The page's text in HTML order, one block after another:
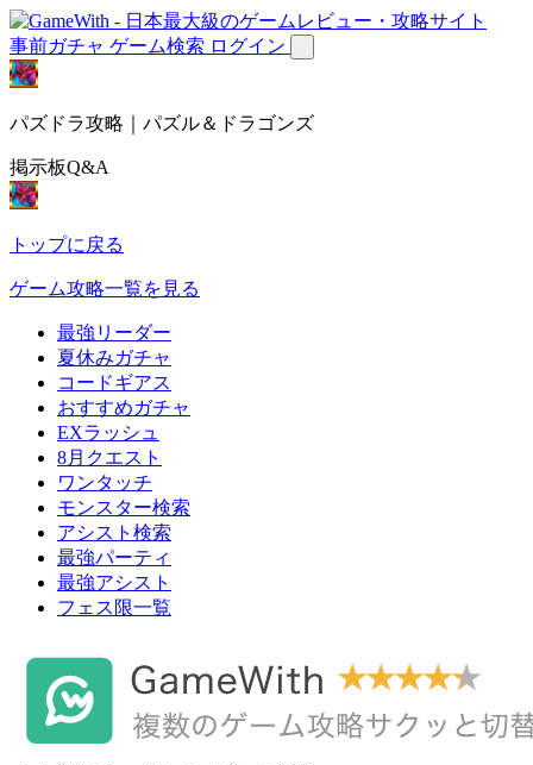
事前ガチャ ゲーム検索 ログイン
パズドラ攻略｜パズル＆ドラゴンズ
掲示板Q&A
トップに戻る
ゲーム攻略一覧を見る
最強リーダー
夏休みガチャ
コードギアス
おすすめガチャ
EXラッシュ
8月クエスト
ワンタッチ
モンスター検索
アシスト検索
最強パーティ
最強アシスト
フェス限一覧